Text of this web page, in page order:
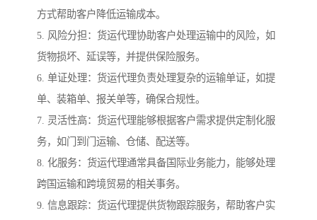
方式帮助客户降低运输成本。
5. 风险分担：货运代理协助客户处理运输中的风险，如
货物损坏、延误等，并提供保险服务。
6. 单证处理：货运代理负责处理复杂的运输单证，如提
单、装箱单、报关单等，确保合规性。
7. 灵活性高：货运代理能够根据客户需求提供定制化服
务，如门到门运输、仓储、配送等。
8. 化服务：货运代理通常具备国际业务能力，能够处理
跨国运输和跨境贸易的相关事务。
9. 信息跟踪：货运代理提供货物跟踪服务，帮助客户实